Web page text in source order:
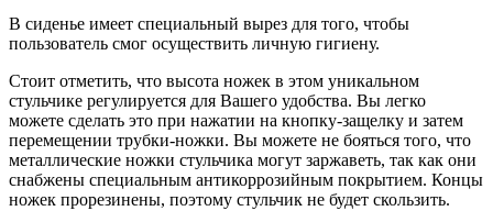
В сиденье имеет специальный вырез для того, чтобы
пользователь смог осуществить личную гигиену.
Стоит отметить, что высота ножек в этом уникальном
стульчике регулируется для Вашего удобства. Вы легко
можете сделать это при нажатии на кнопку-защелку и затем
перемещении трубки-ножки. Вы можете не бояться того, что
металлические ножки стульчика могут заржаветь, так как они
снабжены специальным антикоррозийным покрытием. Концы
ножек прорезинены, поэтому стульчик не будет скользить.